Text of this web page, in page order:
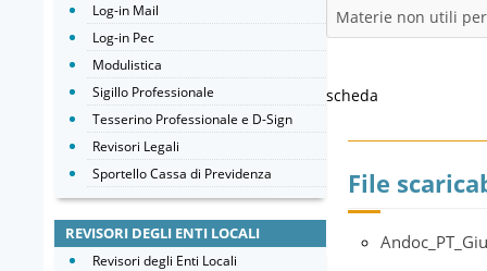
Materie non utili
scheda
File
Log-in Mail
Log-in Pec
Modulistica
Sigillo Professionale
Tesserino Professionale e D-Sign
Revisori Legali
Sportello Cassa di Previdenza
REVISORI DEGLI ENTI LOCALI
Revisori degli Enti Locali